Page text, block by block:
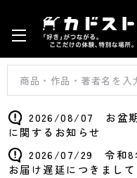
2026/08/07 お盆期
に関するお知らせ
2026/07/29 令和8
お届け遅延につきまして